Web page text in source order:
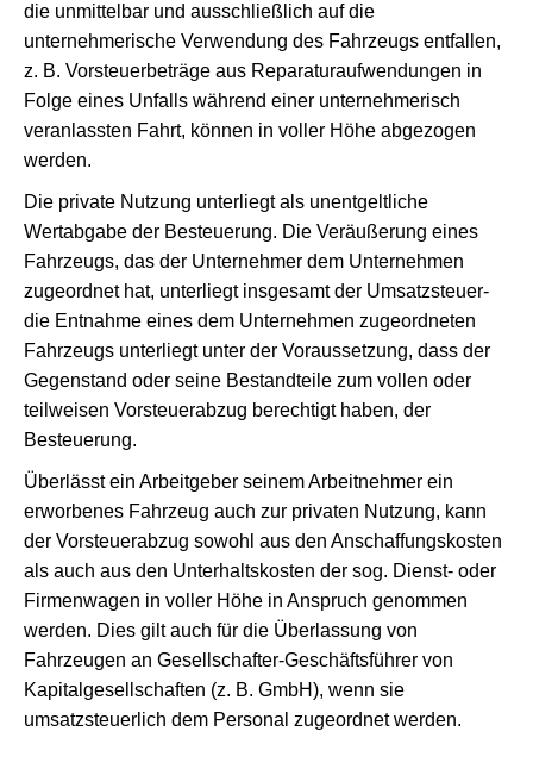
die unmittelbar und ausschließlich auf die
unternehmerische Verwendung des Fahrzeugs entfallen,
z. B. Vorsteuerbeträge aus Reparaturaufwendungen in
Folge eines Unfalls während einer unternehmerisch
veranlassten Fahrt, können in voller Höhe abgezogen
werden.
Die private Nutzung unterliegt als unentgeltliche
Wertabgabe der Besteuerung. Die Veräußerung eines
Fahrzeugs, das der Unternehmer dem Unternehmen
zugeordnet hat, unterliegt insgesamt der Umsatzsteuer-
die Entnahme eines dem Unternehmen zugeordneten
Fahrzeugs unterliegt unter der Voraussetzung, dass der
Gegenstand oder seine Bestandteile zum vollen oder
teilweisen Vorsteuerabzug berechtigt haben, der
Besteuerung.
Überlässt ein Arbeitgeber seinem Arbeitnehmer ein
erworbenes Fahrzeug auch zur privaten Nutzung, kann
der Vorsteuerabzug sowohl aus den Anschaffungskosten
als auch aus den Unterhaltskosten der sog. Dienst- oder
Firmenwagen in voller Höhe in Anspruch genommen
werden. Dies gilt auch für die Überlassung von
Fahrzeugen an Gesellschafter-Geschäftsführer von
Kapitalgesellschaften (z. B. GmbH), wenn sie
umsatzsteuerlich dem Personal zugeordnet werden.